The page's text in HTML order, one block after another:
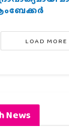
LOAD MORE
News